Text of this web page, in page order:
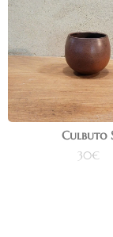
Culbuto
30€